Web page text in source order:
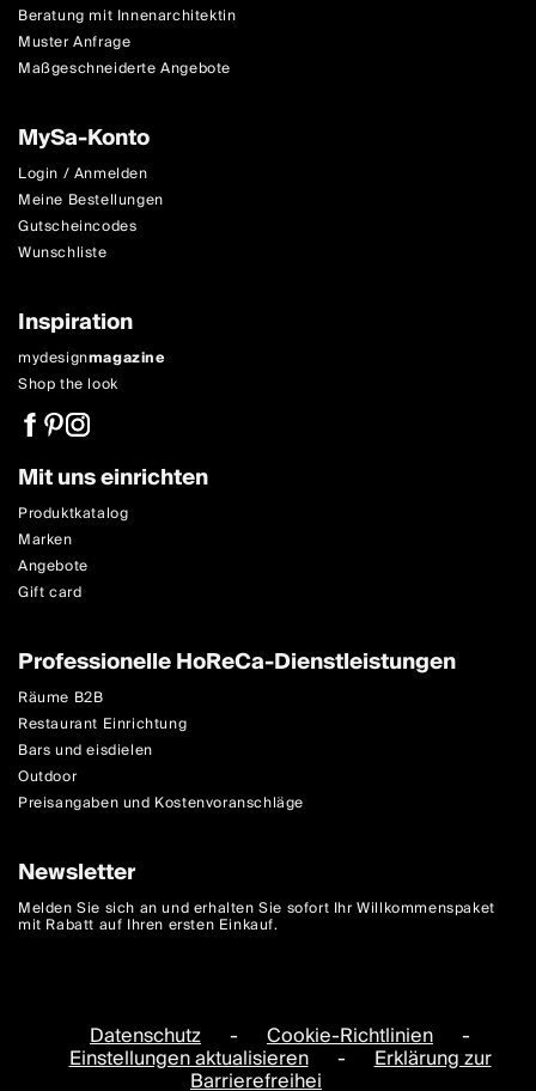
Beratung mit Innenarchitektin
Muster Anfrage
Maßgeschneiderte Angebote
MySa-Konto
Login / Anmelden
Meine Bestellungen
Gutscheincodes
Wunschliste
Inspiration
mydesignmagazine
Shop the look
Mit uns einrichten
Produktkatalog
Marken
Angebote
Gift card
Professionelle HoReCa-Dienstleistungen
Räume B2B
Restaurant Einrichtung
Bars und eisdielen
Outdoor
Preisangaben und Kostenvoranschläge
Newsletter
Melden Sie sich an und erhalten Sie sofort Ihr Willkommenspaket
mit Rabatt auf Ihren ersten Einkauf.
Datenschutz - Cookie-Richtlinien -
Einstellungen aktualisieren - Erklärung zur
Barrierefreihei